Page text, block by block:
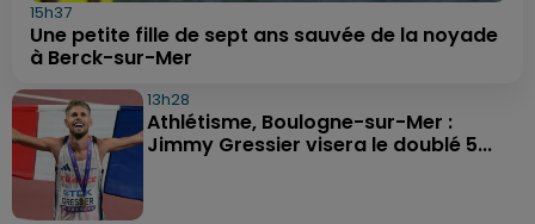
15h37
Une petite fille de sept ans sauvée de la noyade
à Berck-sur-Mer
13h28
Athlétisme, Boulogne-sur-Mer :
Jimmy Gressier visera le doublé 5...